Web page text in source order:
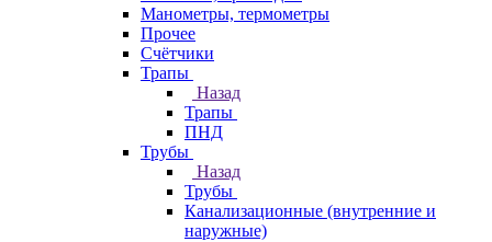
Манометры, термометры
Прочее
Счётчики
Трапы
Назад
Трапы
ПНД
Трубы
Назад
Трубы
Канализационные (внутренние и
наружные)